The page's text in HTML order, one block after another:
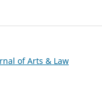
of Arts & Law